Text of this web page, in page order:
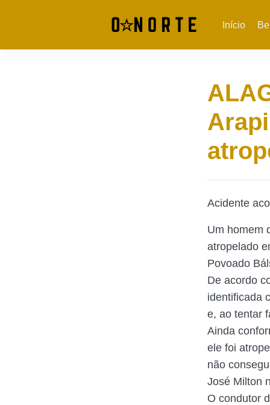
Início
Acidente
Um homem
atropelado
Povoado
De acordo
identificada
e, ao tentar
Ainda
ele foi
não
José Milton
O condutor